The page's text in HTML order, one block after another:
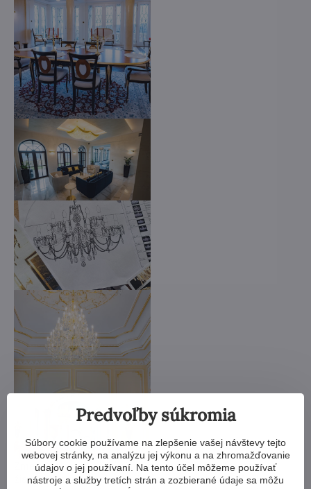
Zmenšiť alebo zväčšiť, zmeniť ramená, zmeniť počet
žiaroviek, skrátiť alebo predĺžiť reťaz - možnosti sú takmer
Predvoľby súkromia
Súbory cookie používame na zlepšenie vašej návštevy tejto
webovej stránky, na analýzu jej výkonu a na zhromažďovanie
údajov o jej používaní. Na tento účel môžeme používať
nástroje a služby tretích strán a zozbierané údaje sa môžu